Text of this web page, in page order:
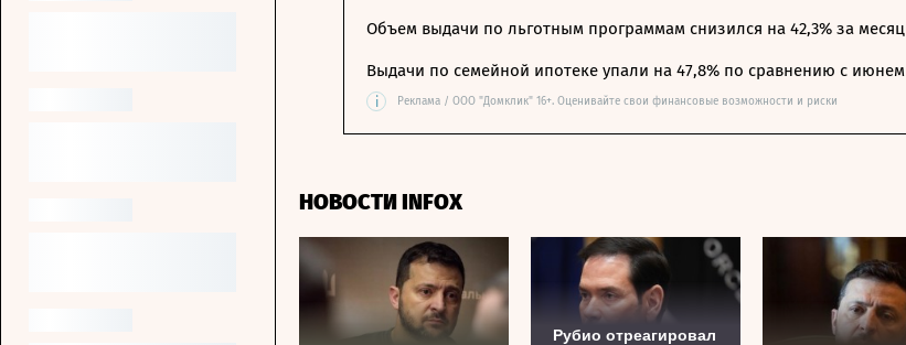
Объем выдачи по льготным программам снизился на 42,3% за месяц
Выдачи по семейной ипотеке упали на 47,8% по сравнению с июнем
i Реклама / ООО "Домклик" 16+. Оценивайте свои финансовые возможности и риски
НОВОСТИ INFOX
Рубио отреагировал